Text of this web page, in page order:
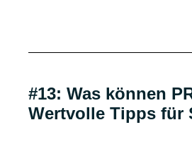
#13: Was können
Wertvolle Tipps für